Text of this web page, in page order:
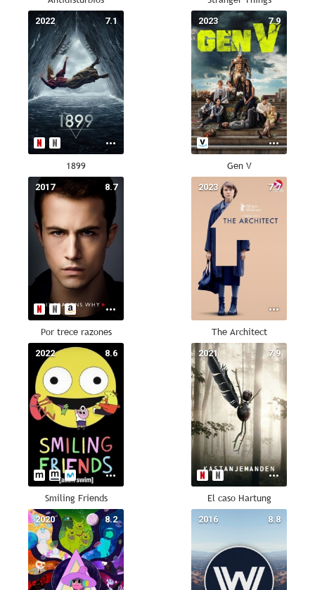
7.1
2022
1899
7.9
2023
Gen V
8.7
2017
Por trece razones
7.7
2023
The Architect
8.6
2022
Smiling Friends
7.9
2021
El caso Hartung
8.2
2020 8.8
2016